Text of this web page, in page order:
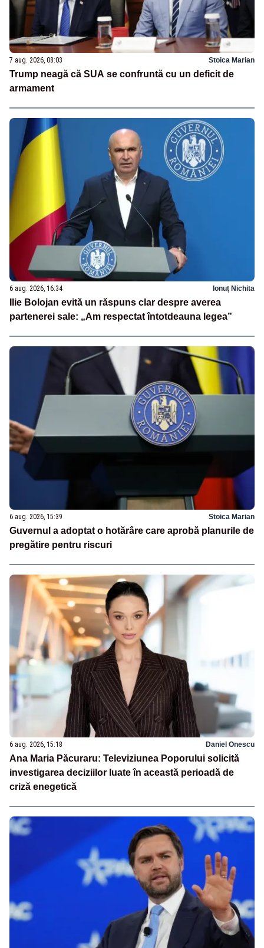
7 aug. 2026, 08:03 Stoica Marian
Trump neagă că SUA se confruntă cu un deficit de
armament
6 aug. 2026, 16:34 Ionuț Nichita
Ilie Bolojan evită un răspuns clar despre averea
partenerei sale: „Am respectat întotdeauna legea”
6 aug. 2026, 15:39 Stoica Marian
Guvernul a adoptat o hotărâre care aprobă planurile de
pregătire pentru riscuri
6 aug. 2026, 15:18 Daniel Onescu
Ana Maria Păcuraru: Televiziunea Poporului solicită
investigarea deciziilor luate în această perioadă de
criză enegetică